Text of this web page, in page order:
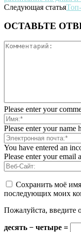
Следующая статья
ОСТАВЬТЕ
Please enter your
Please enter your name
You have entered an
Please enter your email
Сохранить моё
последующих моих
Пожалуйста, введите
десять − четыре =